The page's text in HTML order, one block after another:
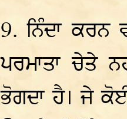
9. ਨਿੰਦਾ ਕਰਨ
ਪਰਮਾਤਾ ਚੇਤੇ
ਭੋਗਦਾ ਹੈ। ਜੇ